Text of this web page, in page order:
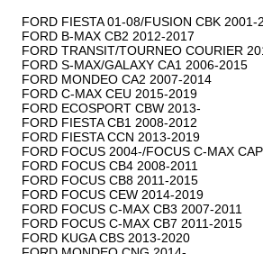
FORD FIESTA 01-08/FUSION CBK 2001-
FORD B-MAX CB2 2012-2017
FORD TRANSIT/TOURNEO COURIER
FORD S-MAX/GALAXY CA1 2006-2015
FORD MONDEO CA2 2007-2014
FORD C-MAX CEU 2015-2019
FORD ECOSPORT CBW 2013-
FORD FIESTA CB1 2008-2012
FORD FIESTA CCN 2013-2019
FORD FOCUS 2004-/FOCUS C-MAX
FORD FOCUS CB4 2008-2011
FORD FOCUS CB8 2011-2015
FORD FOCUS CEW 2014-2019
FORD FOCUS C-MAX CB3 2007-2011
FORD FOCUS C-MAX CB7 2011-2015
FORD KUGA CBS 2013-2020